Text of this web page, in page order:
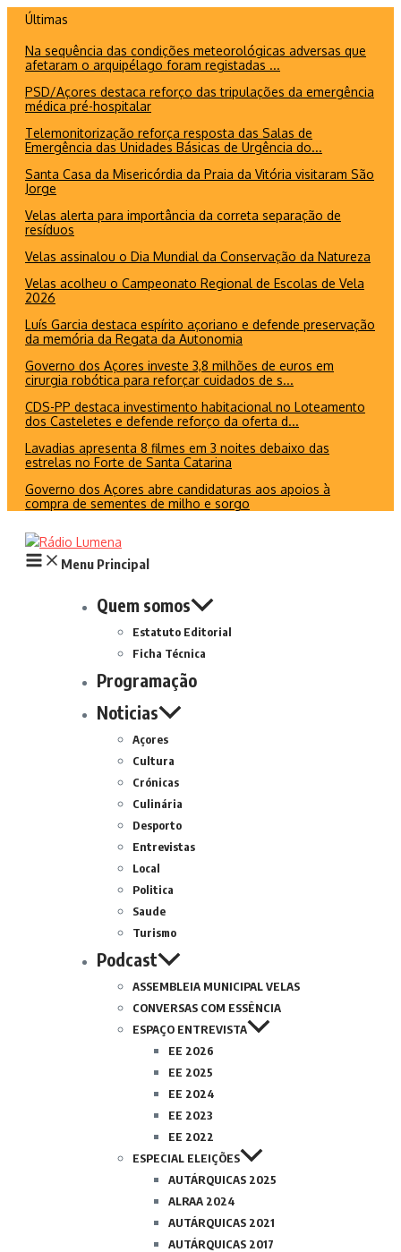
conteúdo
Últimas
Na sequência das condições meteorológicas adversas que
afetaram o arquipélago foram registadas ...
PSD/Açores destaca reforço das tripulações da emergência
médica pré-hospitalar
Telemonitorização reforça resposta das Salas de
Emergência das Unidades Básicas de Urgência do...
Santa Casa da Misericórdia da Praia da Vitória visitaram São
Jorge
Velas alerta para importância da correta separação de
resíduos
Velas assinalou o Dia Mundial da Conservação da Natureza
Velas acolheu o Campeonato Regional de Escolas de Vela
2026
Luís Garcia destaca espírito açoriano e defende preservação
da memória da Regata da Autonomia
Governo dos Açores investe 3,8 milhões de euros em
cirurgia robótica para reforçar cuidados de s...
CDS-PP destaca investimento habitacional no Loteamento
dos Casteletes e defende reforço da oferta d...
Lavadias apresenta 8 filmes em 3 noites debaixo das
estrelas no Forte de Santa Catarina
Governo dos Açores abre candidaturas aos apoios à
compra de sementes de milho e sorgo
Menu Principal
Quem somos
Estatuto Editorial
Ficha Técnica
Programação
Noticias
Açores
Cultura
Crónicas
Culinária
Desporto
Entrevistas
Local
Politica
Saude
Turismo
Podcast
ASSEMBLEIA MUNICIPAL VELAS
CONVERSAS COM ESSÊNCIA
ESPAÇO ENTREVISTA
EE 2026
EE 2025
EE 2024
EE 2023
EE 2022
ESPECIAL ELEIÇÕES
AUTÁRQUICAS 2025
ALRAA 2024
AUTÁRQUICAS 2021
AUTÁRQUICAS 2017